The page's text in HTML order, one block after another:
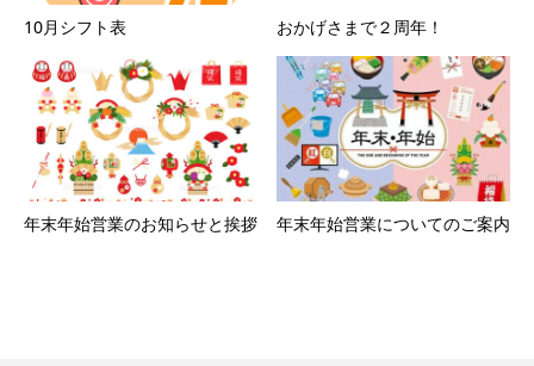
10月シフト表 おかげさまで２周年！
年末年始営業のお知らせと挨拶 年末年始営業についてのご案内